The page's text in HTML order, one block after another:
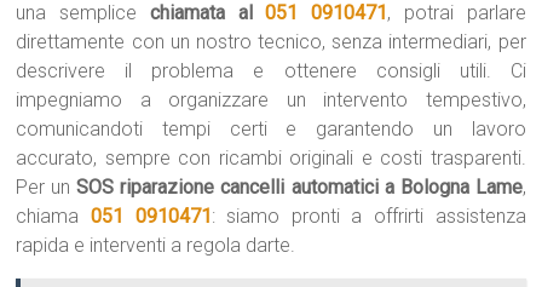
una semplice chiamata al051 0910471, potrai parlare
direttamente con un nostro tecnico, senza intermediari, per
descrivere il problema e ottenere consigli utili. Ci
impegniamo a organizzare un intervento tempestivo,
comunicandoti tempi certi e garantendo un lavoro
accurato, sempre con ricambi originali e costi trasparenti.
Per unSOS riparazione cancelli automatici a Bologna Lame,
chiama051 0910471: siamo pronti a offrirti assistenza
rapida e interventi a regola darte.